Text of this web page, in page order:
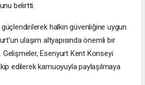
belirtti.
halkın güvenliğine uygun
ulaşım altyapısında önemli bir
Esenyurt Kent Konseyi
edilerek kamuoyuyla paylaşılmaya